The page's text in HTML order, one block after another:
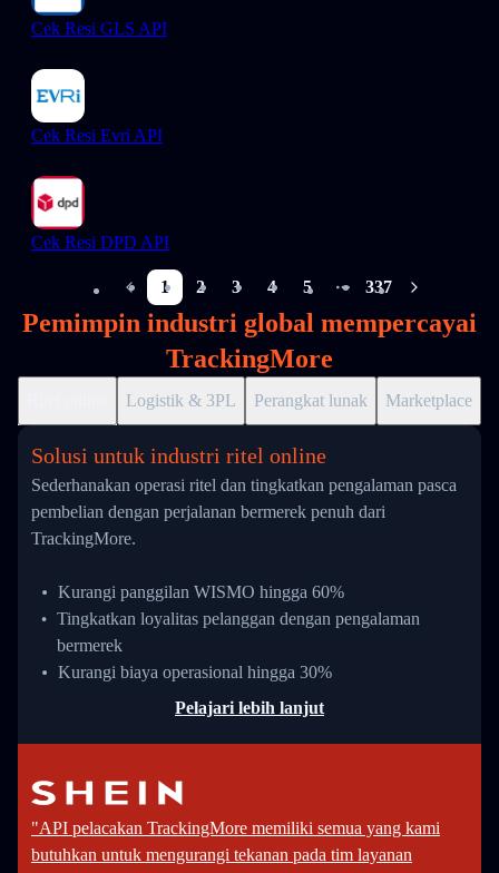
Cek Resi GLS API
Cek Resi Evri API
Cek Resi DPD API
1 2 3 4 5
More pages
337
Pemimpin industri global mempercayai
TrackingMore
Logistik & 3PL Perangkat lunak Marketplace
Solusi untuk industri ritel online
Sederhanakan operasi ritel dan tingkatkan pengalaman pasca
pembelian dengan perjalanan bermerek penuh dari
TrackingMore.
Kurangi panggilan WISMO hingga 60%
Tingkatkan loyalitas pelanggan dengan pengalaman
bermerek
Kurangi biaya operasional hingga 30%
Pelajari lebih lanjut
"API pelacakan TrackingMore memiliki semua yang kami
butuhkan untuk mengurangi tekanan pada tim layanan